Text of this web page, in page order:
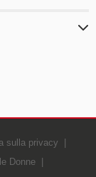
sulla privacy
Donne